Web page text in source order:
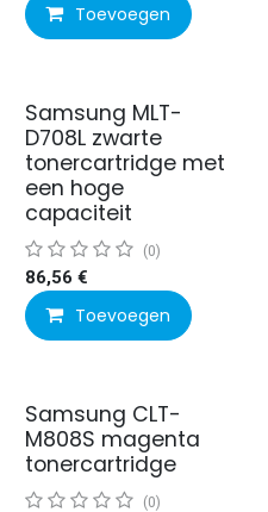
Toevoegen
Samsung MLT-
D708L zwarte
tonercartridge met
een hoge
capaciteit
(0)
86,56 €
Toevoegen
Samsung CLT-
M808S magenta
tonercartridge
(0)